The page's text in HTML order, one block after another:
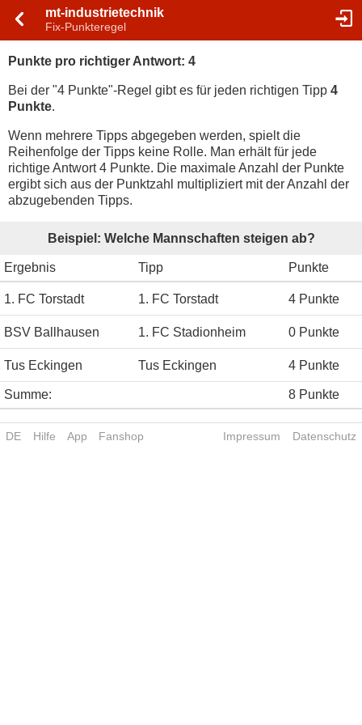
mt-industrietechnik
Fix-Punkteregel
Punkte pro richtiger Antwort: 4
Bei der "4 Punkte"-Regel gibt es für jeden richtigen Tipp 4
Punkte.
Wenn mehrere Tipps abgegeben werden, spielt die
Reihenfolge der Tipps keine Rolle. Man erhält für jede
richtige Antwort 4 Punkte. Die maximale Anzahl der Punkte
ergibt sich aus der Punktzahl multipliziert mit der Anzahl der
abzugebenden Tipps.
Beispiel: Welche Mannschaften steigen ab?
Ergebnis Tipp Punkte
1. FC Torstadt 1. FC Torstadt 4 Punkte
BSV Ballhausen 1. FC Stadionheim 0 Punkte
Tus Eckingen Tus Eckingen 4 Punkte
Summe: 8 Punkte
DE Hilfe App Fanshop Impressum Datenschutz